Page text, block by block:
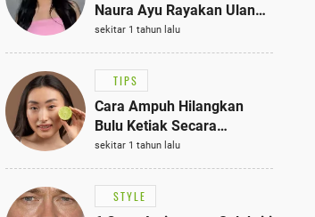
Naura Ayu Rayakan Ulang
Tahun di Panti Asuhan,
Terlihat Anggun dengan
Kaftan Cokelat
sekitar 1 tahun lalu
TIPS
Cara Ampuh Hilangkan
Bulu Ketiak Secara
Permanen dalam 5
Langkah Sederhana
sekitar 1 tahun lalu
STYLE